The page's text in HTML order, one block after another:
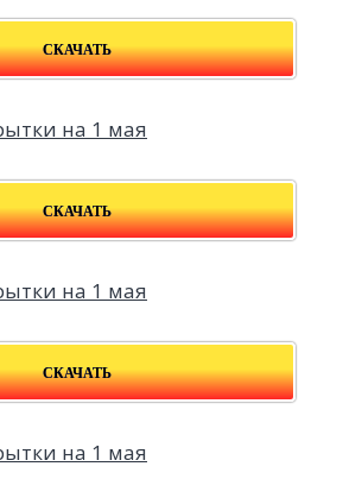
СКАЧАТЬ
СКАЧАТЬ
СКАЧАТЬ